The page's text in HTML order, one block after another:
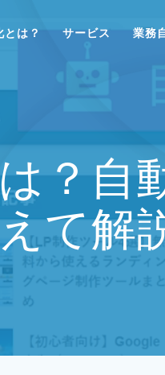
は？ サービス 業務
？自
て解